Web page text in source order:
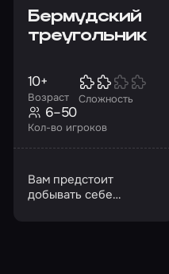
Бермудский
треугольник
Возраст
10+
Сложность
Кол-во игроков
6–50
Вам предстоит
добывать себе